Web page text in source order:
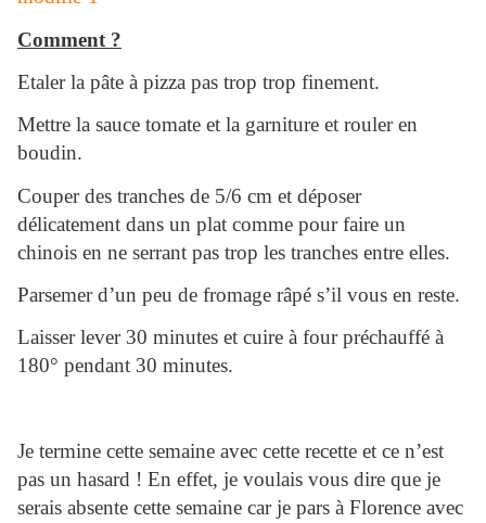
Comment ?
Etaler la pâte à pizza pas trop trop finement.
Mettre la sauce tomate et la garniture et rouler en
boudin.
Couper des tranches de 5/6 cm et déposer
délicatement dans un plat comme pour faire un
chinois en ne serrant pas trop les tranches entre elles.
Parsemer d’un peu de fromage râpé s’il vous en reste.
Laisser lever 30 minutes et cuire à four préchauffé à
180° pendant 30 minutes.
Je termine cette semaine avec cette recette et ce n’est
pas un hasard ! En effet, je voulais vous dire que je
serais absente cette semaine car je pars à Florence avec